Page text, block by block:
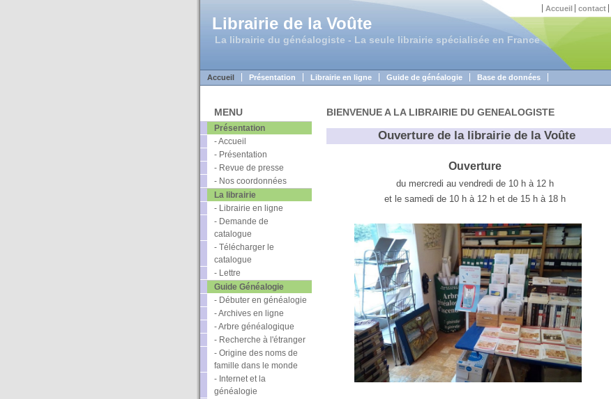
Accueil contact
Librairie de la Voûte
La librairie du généalogiste - La seule librairie spécialisée en France
Accueil Présentation Librairie en ligne Guide de généalogie Base de données
MENU
Présentation
- Accueil
- Présentation
- Revue de presse
- Nos coordonnées
La librairie
- Librairie en ligne
- Demande de
catalogue
- Télécharger le
catalogue
- Lettre
Guide Généalogie
- Débuter en généalogie
- Archives en ligne
- Arbre généalogique
- Recherche à l'étranger
- Origine des noms de
famille dans le monde
- Internet et la
généalogie
BIENVENUE A LA LIBRAIRIE DU GENEALOGISTE
Ouverture de la librairie de la Voûte
Ouverture
du mercredi au vendredi de 10 h à 12 h
et le samedi de 10 h à 12 h et de 15 h à 18 h